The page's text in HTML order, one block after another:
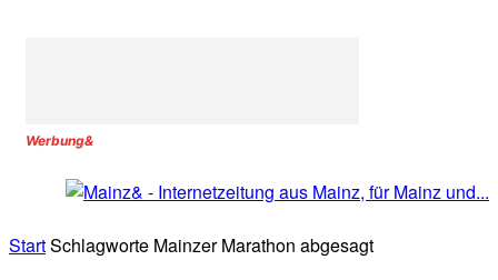
Werbung&
StartSchlagworte Mainzer Marathon abgesagt